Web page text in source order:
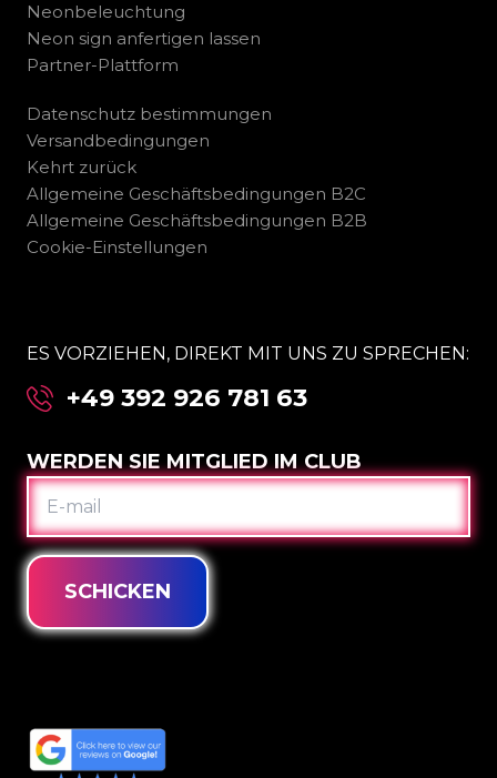
Neonbeleuchtung
Neon sign anfertigen lassen
Partner-Plattform
Datenschutz bestimmungen
Versandbedingungen
Kehrt zurück
Allgemeine Geschäftsbedingungen B2C
Allgemeine Geschäftsbedingungen B2B
Cookie-Einstellungen
ES VORZIEHEN, DIREKT MIT UNS ZU SPRECHEN:
+49 392 926 781 63
WERDEN SIE MITGLIED IM CLUB
E-
MAIL
SCHICKEN